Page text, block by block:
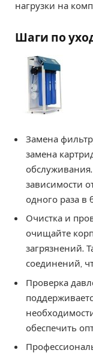
нагрузки на
Шаги по
Замена
замена
зависимости
одного раза в
Очистка и
очищайте
загрязнений.
соединений,
Проверка
обеспечить